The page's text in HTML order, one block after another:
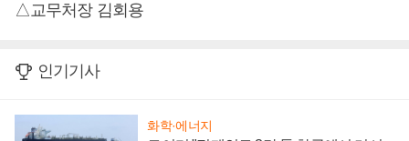
△교무처장 김회용
인기기사
화학·에너지